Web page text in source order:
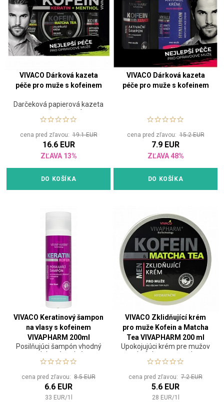
VIVACO Dárková kazeta
péče pro muže s kofeinem
Darčeková papierová kazeta
pre mužov určená na
každodennú starostlivosť o
cena pred zľavou:19.1 EUR
16.6 EUR
ZĽAVA 13%
DO KOŠÍKA
VIVACO Dárková kazeta
péče pro muže s kofeinem
cena pred zľavou:15.2 EUR
7.9 EUR
ZĽAVA 48%
DO KOŠÍKA
VIVACO Keratinový šampon
na vlasy s kofeinem
VIVAPHARM 200ml
Posilňujúci šampón vhodný
pre oslabené, rednúce a
vypadávajúce vlasy.
cena pred zľavou: 8.5 EUR
6.6 EUR
33 EUR/1
VIVACO Zklidňující krém
pro muže Kofein a Matcha
Tea VIVAPHARM 200 ml
Upokojujúci krém pre mužov
s kofeínom a matcha
zeleným čajom
cena pred zľavou: 7.2 EUR
5.6 EUR
28 EUR/1